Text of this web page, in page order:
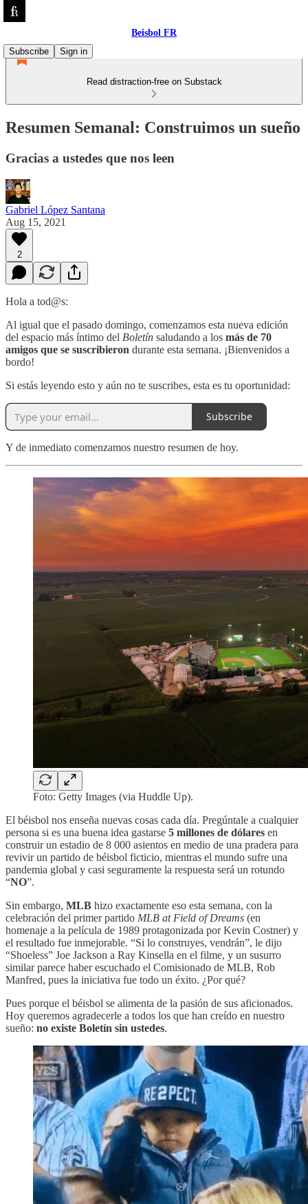
Beisbol FR
Subscribe
Sign in
Read distraction-free on Substack
Resumen Semanal: Construimos un sueño
Gracias a ustedes que nos leen
Gabriel López Santana
Aug 15, 2021
2
Hola a tod@s:
Al igual que el pasado domingo, comenzamos esta nueva edición
del espacio más íntimo del Boletín saludando a los más de 70
amigos que se suscribieron durante esta semana. ¡Bienvenidos a
bordo!
Si estás leyendo esto y aún no te suscribes, esta es tu oportunidad:
Subscribe
Y de inmediato comenzamos nuestro resumen de hoy.
Foto: Getty Images (via Huddle Up).
El béisbol nos enseña nuevas cosas cada día. Pregúntale a cualquier
persona si es una buena idea gastarse 5 millones de dólares en
construir un estadio de 8 000 asientos en medio de una pradera para
revivir un partido de béisbol ficticio, mientras el mundo sufre una
pandemia global y casi seguramente la respuesta será un rotundo
“NO”.
Sin embargo, MLB hizo exactamente eso esta semana, con la
celebración del primer partido MLB at Field of Dreams (en
homenaje a la película de 1989 protagonizada por Kevin Costner) y
el resultado fue inmejorable. “Si lo construyes, vendrán”, le dijo
“Shoeless” Joe Jackson a Ray Kinsella en el filme, y un susurro
similar parece haber escuchado el Comisionado de MLB, Rob
Manfred, pues la iniciativa fue todo un éxito. ¿Por qué?
Pues porque el béisbol se alimenta de la pasión de sus aficionados.
Hoy queremos agradecerle a todos los que han creído en nuestro
sueño: no existe Boletín sin ustedes.